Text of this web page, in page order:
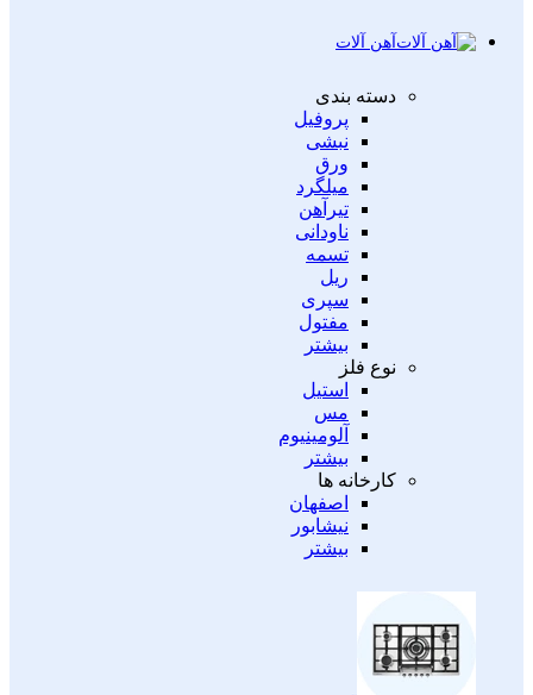
آهن آلات
دسته بندی
پروفیل
نبشی
ورق
میلگرد
تیرآهن
ناودانی
تسمه
ریل
سپری
مفتول
بیشتر
نوع فلز
استیل
مس
آلومینیوم
بیشتر
کارخانه ها
اصفهان
نیشابور
بیشتر